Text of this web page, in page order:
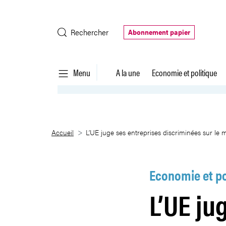
Rechercher
Abonnement papier
Menu A la une Economie et politique
L’UE juge ses entreprises
Accueil L’UE juge ses entreprises discriminées sur le
Economie et
L’UE